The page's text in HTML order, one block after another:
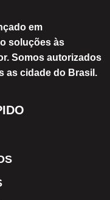
em
soluções às
Somos autorizados
as cidade do Brasil.